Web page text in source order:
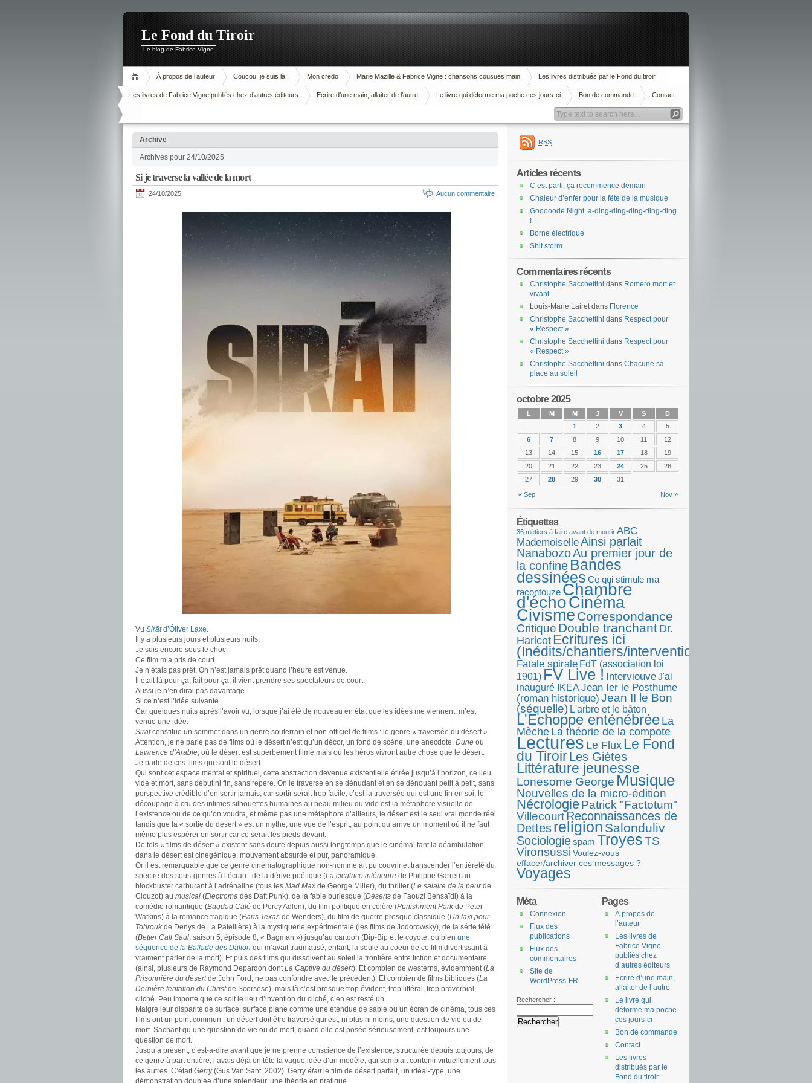
Le Fond du Tiroir
Le blog de Fabrice Vigne
À propos de l’auteur Coucou, je suis là ! Mon credo Marie Mazille & Fabrice Vigne : chansons cousues main Les livres distribués par le Fond du tiroir
Les livres de Fabrice Vigne publiés chez d’autres éditeurs Ecrire d’une main, allaiter de l’autre Le livre qui déforme ma poche ces jours-ci Bon de commande Contact
Archive
Archives pour 24/10/2025
Si je traverse la vallée de la mort
24/10/2025 Aucun commentaire
Vu Sirātd’Óliver Laxe.
Il y a plusieurs jours et plusieurs nuits.
Je suis encore sous le choc.
Ce film m’a pris de court.
Je n’étais pas prêt. On n’est jamais prêt quand l’heure est venue.
Il était là pour ça, fait pour ça, il vient prendre ses spectateurs de court.
Aussi je n’en dirai pas davantage.
Si ce n’est l’idée suivante.
Car quelques nuits après l’avoir vu, lorsque j’ai été de nouveau en état que les idées me viennent, m’est
venue une idée.
Sirātconstitue un sommet dans un genre souterrain et non-officiel de films : le genre « traversée du désert » .
Attention, je ne parle pas de films où le désert n’est qu’un décor, un fond de scène, une anecdote, Dune ou
Lawrence d’Arabie, où le désert est superbement filmé mais où les héros vivront autre chose que le désert.
Je parle de ces films qui sont le désert.
Qui sont cet espace mental et spirituel, cette abstraction devenue existentielle étirée jusqu’à l’horizon, ce lieu
vide et mort, sans début ni fin, sans repère. On le traverse en se dénudant et en se dénouant petit à petit, sans
perspective crédible d’en sortir jamais, car sortir serait trop facile, c’est la traversée qui est une fin en soi, le
découpage à cru des infimes silhouettes humaines au beau milieu du vide est la métaphore visuelle de
l’existence ou de ce qu’on voudra, et même pas une métaphore d’ailleurs, le désert est le seul vrai monde réel
tandis que la « sortie du désert » est un mythe, une vue de l’esprit, au point qu’arrive un moment où il ne faut
même plus espérer en sortir car ce serait les pieds devant.
De tels « films de désert » existent sans doute depuis aussi longtemps que le cinéma, tant la déambulation
dans le désert est cinégénique, mouvement absurde et pur, panoramique.
Or il est remarquable que ce genre cinématographique non-nommé ait pu couvrir et transcender l’entièreté du
spectre des sous-genres à l’écran : de la dérive poétique (La cicatrice intérieure de Philippe Garrel) au
blockbuster carburant à l’adrénaline (tous les Mad Max de George Miller), du thriller (Le salaire de la peurde
Clouzot) au musical (Electroma des Daft Punk), de la fable burlesque (Déserts de Faouzi Bensaïdi) à la
comédie romantique (Bagdad Café de Percy Adlon), du film politique en colère (Punishment Park de Peter
Watkins) à la romance tragique (Paris Texas de Wenders), du film de guerre presque classique (Un taxi pour
Tobrouk de Denys de La Patellière) à la mystiquerie expérimentale (les films de Jodorowsky), de la série télé
(Better Call Saul, saison 5, épisode 8, « Bagman ») jusqu’au cartoon (Bip-Bip et le coyote, ou bien une
séquence de la Ballade des Dalton qui m’avait traumatisé, enfant, la seule au coeur de ce film divertissant à
vraiment parler de la mort). Et puis des films qui dissolvent au soleil la frontière entre fiction et documentaire
(ainsi, plusieurs de Raymond Depardon dontLa Captive du désert). Et combien de westerns, évidemment (La
Prisonnière du désertde John Ford, ne pas confondre avec le précédent). Et combien de films bibliques (La
Dernière tentation du Christde Scorsese), mais là c’est presque trop évident, trop littéral, trop proverbial,
cliché. Peu importe que ce soit le lieu d’invention du cliché, c’en est resté un.
Malgré leur disparité de surface, surface plane comme une étendue de sable ou un écran de cinéma, tous ces
films ont un point commun : un désert doit être traversé qui est, ni plus ni moins, une question de vie ou de
mort. Sachant qu’une question de vie ou de mort, quand elle est posée sérieusement, est toujours une
question de mort.
Jusqu’à présent, c’est-à-dire avant que je ne prenne conscience de l’existence, structurée depuis toujours, de
ce genre à part entière, j’avais déjà en tête la vague idée d’un modèle, qui semblait contenir virtuellement tous
les autres. C’étaitGerry(Gus Van Sant, 2002). Gerry étaitle film de désert parfait, un idéal-type, une
démonstration doublée d’une splendeur, une théorie en pratique.
RSS
Articles récents
C’est parti, ça recommence demain
Chaleur d’enfer pour la fête de la musique
Gooooode Night, a-ding-ding-ding-ding-ding
!
Borne électrique
Shit storm
Commentaires récents
Christophe Sacchettini dans Romero mort et
vivant
Louis-Marie Lairetdans Florence
Christophe Sacchettini dans Respect pour
« Respect »
Christophe Sacchettini dans Respect pour
« Respect »
Christophe Sacchettini dans Chacune sa
place au soleil
octobre 2025
L M M J V S D
« Sep Nov »
1 2 3 4
5
6
7 8 9 10 11
12
13
14 15 16 17 18
19
20
21 22 23 24 25
26
27
28 29 30 31
Étiquettes
36 métiers à faire avant de mourir ABC
MademoiselleAinsi parlait
NanabozoAu premier jour de
la confine Bandes
dessinées Ce qui stimule ma
racontouze Chambre
d'échoCinéma
Civisme Correspondance
Critique Double tranchant Dr.
Haricot Ecritures ici
(Inédits/chantiers/interventions)
Fatale spirale FdT (association loi
1901) FV Live ! InterviouveJ'ai
inauguré IKEA Jean Ier le Posthume
(roman historique) Jean II le Bon
(séquelle) L'arbre et le bâton
L'Echoppe enténébrée La
Mèche La théorie de la compote
LecturesLe FluxLe Fond
du TiroirLes Giètes
Littérature jeunesse
Lonesome George Musique
Nouvelles de la micro-édition
NécrologiePatrick "Factotum"
VillecourtReconnaissances de
Dettesreligion Salonduliv
Sociologiespam TroyesTS
Vironsussi Voulez-vous
effacer/archiver ces messages ?
Voyages
Pages
À propos de
l’auteur
Les livres de
Fabrice Vigne
publiés chez
d’autres éditeurs
Ecrire d’une main,
allaiter de l’autre
Le livre qui
déforme ma poche
ces jours-ci
Bon de commande
Contact
Les livres
distribués par le
Fond du tiroir
Méta
Connexion
Flux des
publications
Flux des
commentaires
Site de
WordPress-FR
Rechercher :